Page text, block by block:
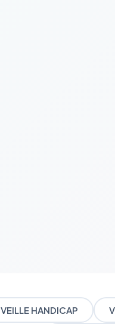
VEILLE HANDICAP